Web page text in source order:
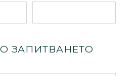
ЗАПИТВАНЕТО